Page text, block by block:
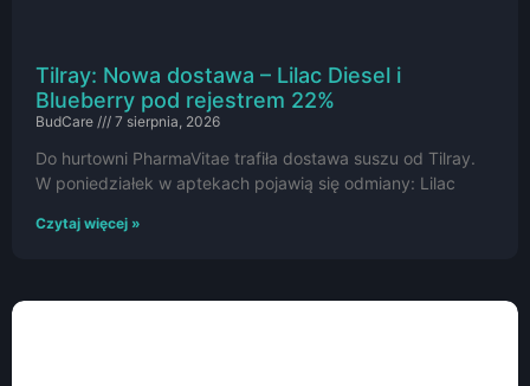
Tilray: Nowa dostawa – Lilac Diesel i
Blueberry pod rejestrem 22%
BudCare 7 sierpnia, 2026
Do hurtowni PharmaVitae trafiła dostawa suszu od Tilray.
W poniedziałek w aptekach pojawią się odmiany: Lilac
Czytaj więcej »